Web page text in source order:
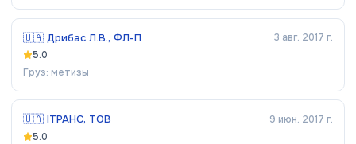
🇺🇦 Дрибас Л.В., ФЛ-П
3 авг. 2017 г.
5.0
Груз: метизы
🇺🇦 ІТРАНС, ТОВ
9 июн. 2017 г.
5.0